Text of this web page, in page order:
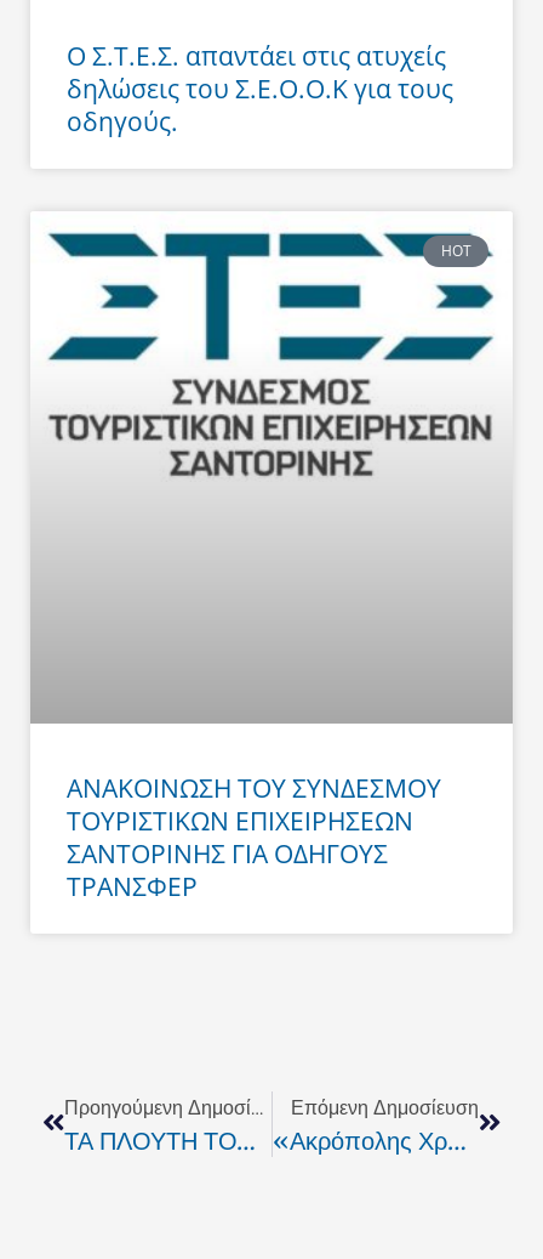
Ο Σ.Τ.Ε.Σ. απαντάει στις ατυχείς
δηλώσεις του Σ.Ε.Ο.Ο.Κ για τους
οδηγούς.
HOT
ΑΝΑΚΟΙΝΩΣΗ ΤΟΥ ΣΥΝΔΕΣΜΟΥ
ΤΟΥΡΙΣΤΙΚΩΝ ΕΠΙΧΕΙΡΗΣΕΩΝ
ΣΑΝΤΟΡΙΝΗΣ ΓΙΑ ΟΔΗΓΟΥΣ
ΤΡΑΝΣΦΕΡ
Προηγούμενη Δημοσίευση
ΤΑ ΠΛΟΥΤΗ ΤΟΥΣ , Η ΦΤΩΧΕΙΑ ΜΑΣ
Επόμενη Δημοσίευση
«Ακρόπολης Χρηματιστηριακή» Και Οι Σκανδαλώδεις Διαγραφές Προστίμων